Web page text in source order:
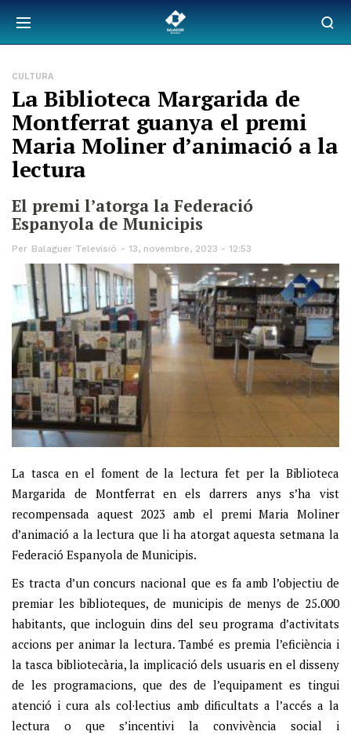
CULTURA
La Biblioteca Margarida de
Montferrat guanya el premi
Maria Moliner d’animació a la
lectura
El premi l’atorga la Federació
Espanyola de Municipis
Per Balaguer Televisió 13, novembre, 2023 - 12:53
La tasca en el foment de la lectura fet per la Biblioteca
Margarida de Montferrat en els darrers anys s’ha vist
recompensada aquest 2023 amb el premi Maria Moliner
d’animació a la lectura que li ha atorgat aquesta setmana la
Federació Espanyola de Municipis.
Es tracta d’un concurs nacional que es fa amb l’objectiu de
premiar les biblioteques, de municipis de menys de 25.000
habitants, que incloguin dins del seu programa d’activitats
accions per animar la lectura. També es premia l’eficiència i
la tasca bibliotecària, la implicació dels usuaris en el disseny
de les programacions, que des de l’equipament es tingui
atenció i cura als col·lectius amb dificultats a l’accés a la
lectura o que s’incentivi la convivència social i